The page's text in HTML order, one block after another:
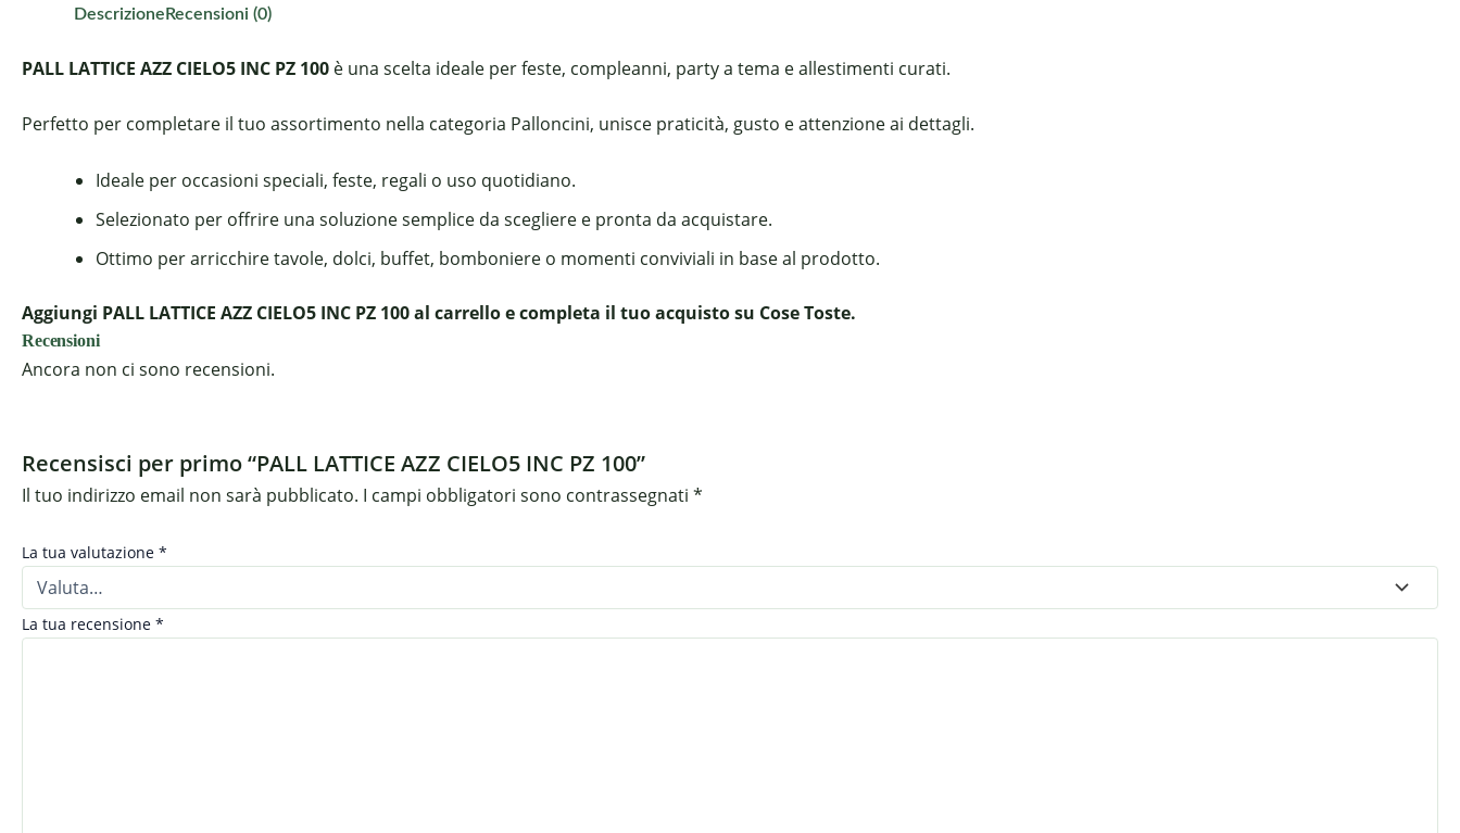
DescrizioneRecensioni (0)
PALL LATTICE AZZ CIELO5 INC PZ 100 è una scelta ideale per feste, compleanni, party a tema e allestimenti curati.
Perfetto per completare il tuo assortimento nella categoria Palloncini, unisce praticità, gusto e attenzione ai dettagli.
Ideale per occasioni speciali, feste, regali o uso quotidiano.
Selezionato per offrire una soluzione semplice da scegliere e pronta da acquistare.
Ottimo per arricchire tavole, dolci, buffet, bomboniere o momenti conviviali in base al prodotto.
Aggiungi PALL LATTICE AZZ CIELO5 INC PZ 100 al carrello e completa il tuo acquisto su Cose Toste.
Recensioni
Ancora non ci sono recensioni.
Recensisci per primo “PALL LATTICE AZZ CIELO5 INC PZ 100”
Il tuo indirizzo email non sarà pubblicato. I campi obbligatori sono contrassegnati *
La tua valutazione *
La tua recensione *